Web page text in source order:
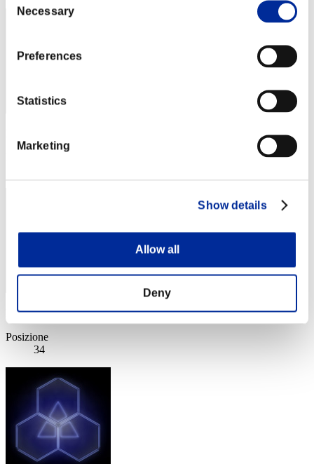
Selection
Necessary
Preferences
Statistics
Marketing
Show details
Allow all
Deny
Punteggio: -
Posizione
34